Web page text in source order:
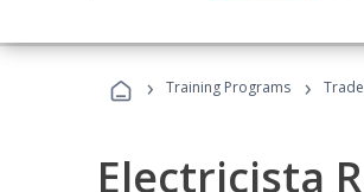
› Training Programs ›
Electricista